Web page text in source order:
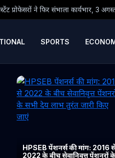
3 अगस्त को होगी अगली सुनवाई
SPORTS
HPSEB पेंशनर्स की मांग: 2016
2022 के बीच सेवानिवृत्त पेंशनरों